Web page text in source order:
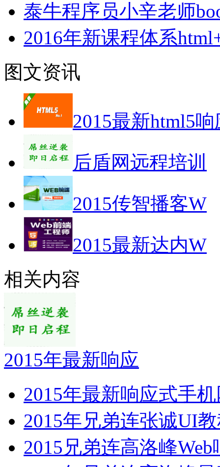
泰牛程序员小辛老师
2016年新课程体系
图文资讯
2015最新html5响
后盾网远程培训
2015传智播客W
2015最新达内W
相关内容
2015年最新响应
2015年最新响应式手
2015年兄弟连张诚UI
2015兄弟连高洛峰Web